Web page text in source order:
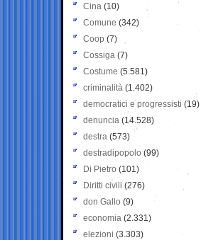
Cina (10)
Comune (342)
Coop (7)
Cossiga (7)
Costume (5.581)
criminalità (1.402)
democratici e progressisti (19)
denuncia (14.528)
destra (573)
destradipopolo (99)
Di Pietro (101)
Diritti civili (276)
don Gallo (9)
economia (2.331)
elezioni (3.303)